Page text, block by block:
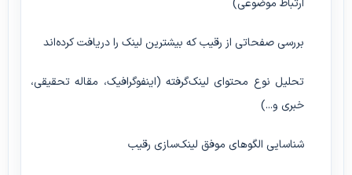
ارتباط موضوعی)
بررسی صفحاتی از رقیب که بیشترین لینک را دریافت کرده‌اند
تحلیل نوع محتوای لینک‌گرفته (اینفوگرافیک، مقاله تحقیقی،
خبری و...)
شناسایی الگوهای موفق لینک‌سازی رقیب